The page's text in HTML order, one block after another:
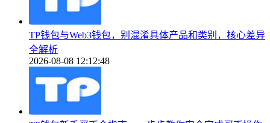
TP钱包与Web3钱包，别混淆具体产品和类别，核心差异
全解析
2026-08-08 12:12:48